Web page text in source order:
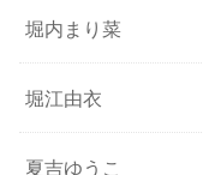
堀内まり菜
堀江由衣
夏吉ゆうこ